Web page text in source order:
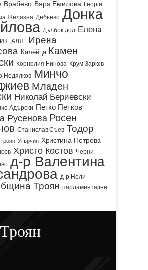
Врабево Вяра Емилова Георги
Желязна Дебнево Донка
Дълбок дол Елена
ИК „АЛЯ“ Ирена
Калейца Камен
Корнелия Нинова Крум Зарков
Недялков Минчо
Младен
Николай Бериевски
Адърски Петко Петков
Русенова Росен
Станислав Съев Тодор
Троян Угърчин Христина Петрова
Христо Костов Черни
д-р Валентина
д-р Нели
Троян парламентарни